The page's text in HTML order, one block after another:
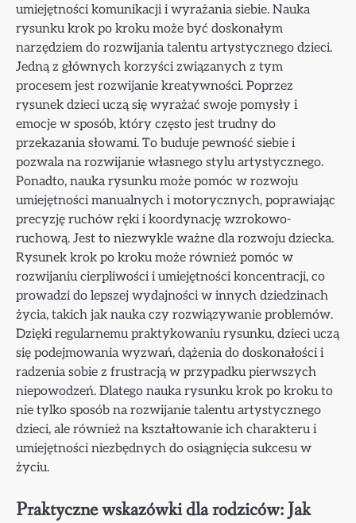
umiejętności komunikacji i wyrażania siebie. Nauka
rysunku krok po kroku może być doskonałym
narzędziem do rozwijania talentu artystycznego dzieci.
Jedną z głównych korzyści związanych z tym
procesem jest rozwijanie kreatywności. Poprzez
rysunek dzieci uczą się wyrażać swoje pomysły i
emocje w sposób, który często jest trudny do
przekazania słowami. To buduje pewność siebie i
pozwala na rozwijanie własnego stylu artystycznego.
Ponadto, nauka rysunku może pomóc w rozwoju
umiejętności manualnych i motorycznych, poprawiając
precyzję ruchów ręki i koordynację wzrokowo-
ruchową. Jest to niezwykle ważne dla rozwoju dziecka.
Rysunek krok po kroku może również pomóc w
rozwijaniu cierpliwości i umiejętności koncentracji, co
prowadzi do lepszej wydajności w innych dziedzinach
życia, takich jak nauka czy rozwiązywanie problemów.
Dzięki regularnemu praktykowaniu rysunku, dzieci uczą
się podejmowania wyzwań, dążenia do doskonałości i
radzenia sobie z frustracją w przypadku pierwszych
niepowodzeń. Dlatego nauka rysunku krok po kroku to
nie tylko sposób na rozwijanie talentu artystycznego
dzieci, ale również na kształtowanie ich charakteru i
umiejętności niezbędnych do osiągnięcia sukcesu w
życiu.
Praktyczne wskazówki dla rodziców: Jak